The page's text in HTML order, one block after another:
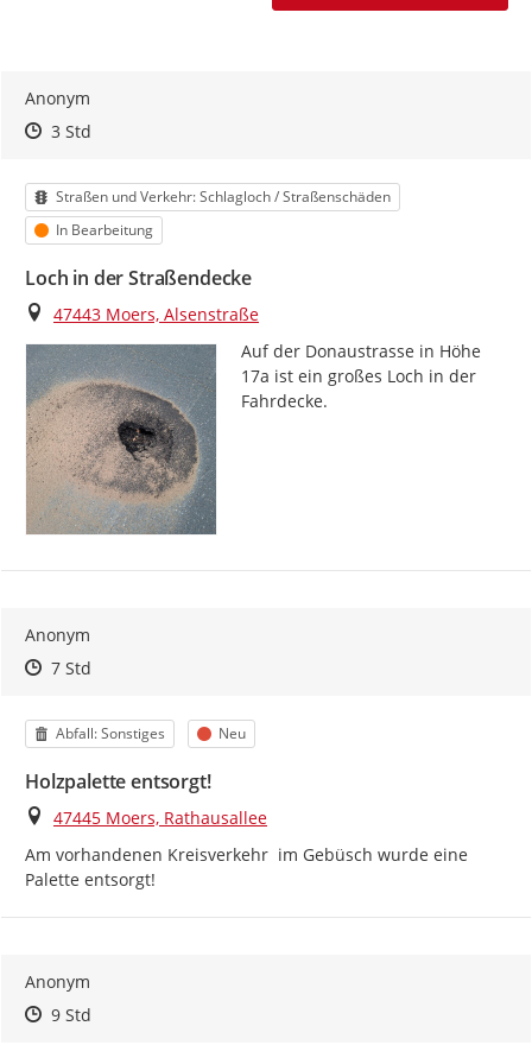
Anonym
Zeitpunkt des Erstellens
Zeitpunkt des Erstellens
3 StdZur Äußerung
Kategorie
Straßen und Verkehr: Schlagloch / Straßenschäden
Status
In Bearbeitung
Loch in der Straßendecke
Ort
47443 Moers, Alsenstraße
Auf der Donaustrasse in Höhe
17a ist ein großes Loch in der
Fahrdecke.
Anonym
Zeitpunkt des Erstellens
Zeitpunkt des Erstellens
7 StdZur Äußerung
Kategorie
Abfall: Sonstiges Status
Neu
Holzpalette entsorgt!
Ort
47445 Moers, Rathausallee
Am vorhandenen Kreisverkehr  im Gebüsch wurde eine
Palette entsorgt!
Anonym
Zeitpunkt des Erstellens
Zeitpunkt des Erstellens
9 StdZur Äußerung